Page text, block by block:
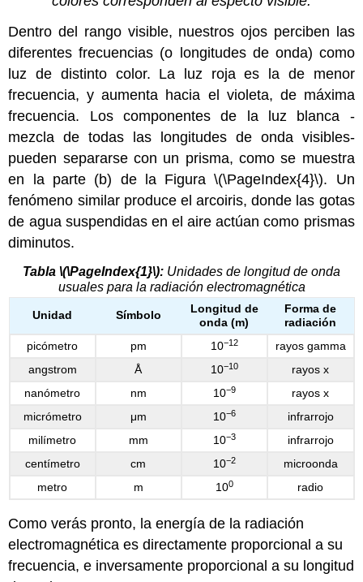
Dentro del rango visible, nuestros ojos perciben las
diferentes frecuencias (o longitudes de onda) como
luz de distinto color. La luz roja es la de menor
frecuencia, y aumenta hacia el violeta, de máxima
frecuencia. Los componentes de la luz blanca -
mezcla de todas las longitudes de onda visibles-
pueden separarse con un prisma, como se muestra
en la parte (b) de la Figura \(\PageIndex{4}\). Un
fenómeno similar produce el arcoiris, donde las gotas
de agua suspendidas en el aire actúan como prismas
diminutos.
Tabla \(\PageIndex{1}\): Unidades de longitud de onda
usuales para la radiación electromagnética
Unidad Símbolo
Longitud de
onda (m)
Forma de
radiación
picómetro
pm 10−12
rayos gamma
angstrom
Å 10−10
rayos x
nanómetro
nm 10−9
rayos x
micrómetro
μm 10−6
infrarrojo
milímetro
mm 10−3
infrarrojo
centímetro
cm 10−2
microonda
metro
m 100 radio
Como verás pronto, la energía de la radiación
electromagnética es directamente proporcional a su
frecuencia, e inversamente proporcional a su longitud